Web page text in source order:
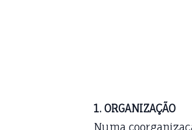
1. ORGANIZAÇÃO
Numa